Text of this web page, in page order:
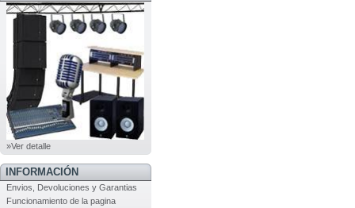
»Ver detalle
INFORMACIÓN
Envios, Devoluciones y Garantias
Funcionamiento de la pagina